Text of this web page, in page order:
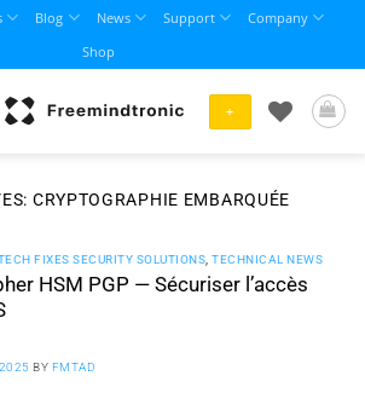
Blog News Support
Company
Shop
+
CRYPTOGRAPHIE EMBARQUÉE
FIXES SECURITY SOLUTIONS ,TECHNICAL NEWS
HSM PGP — Sécuriser l’accès
BY FMTAD